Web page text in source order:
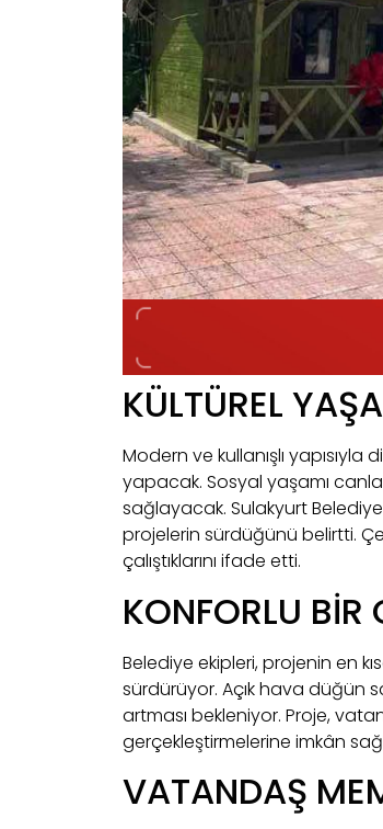
KÜLTÜREL
Modern ve kullanışlı
yapacak. Sosyal yaşamı
sağlayacak. Sulakyurt
projelerin sürdüğünü belirtti.
çalıştıklarını ifade etti.
KONFORLU
Belediye ekipleri, projenin en
sürdürüyor. Açık hava düğün
artması bekleniyor. Proje,
gerçekleştirmelerine imkân
VATANDAŞ